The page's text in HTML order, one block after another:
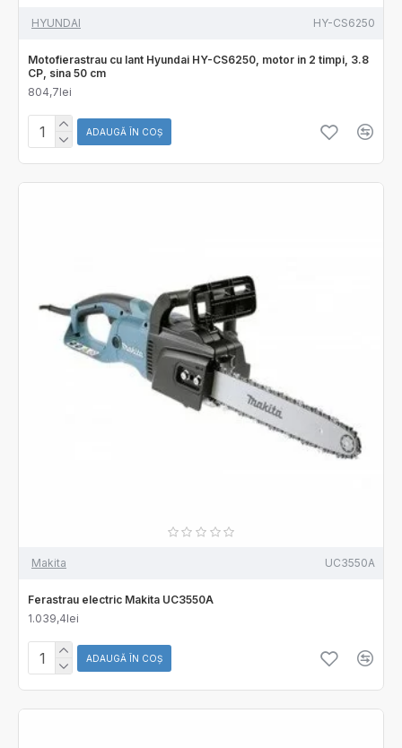
HYUNDAI HY-CS6250
Motofierastrau cu lant Hyundai HY-CS6250, motor in 2 timpi, 3.8
CP, sina 50 cm
804,7lei
ADAUGĂ ÎN COŞ
Makita UC3550A
Ferastrau electric Makita UC3550A
1.039,4lei
ADAUGĂ ÎN COŞ